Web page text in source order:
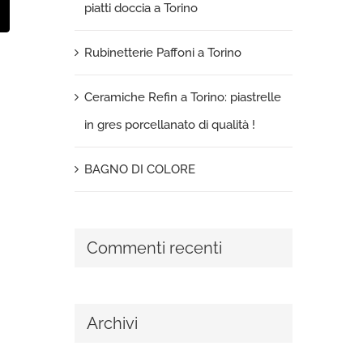
piatti doccia a Torino
Rubinetterie Paffoni a Torino
Ceramiche Refin a Torino: piastrelle
in gres porcellanato di qualità !
BAGNO DI COLORE
Commenti recenti
Archivi